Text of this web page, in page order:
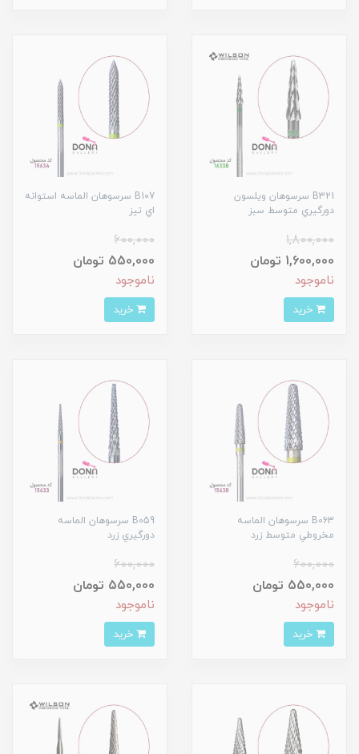
B321 سرسوهان ويلسون
دورگيري متوسط سبز
1,800,000
1,600,000 تومان
ناموجود
B107 سرسوهان الماسه استوانه
اي تيز
600,000
550,000 تومان
ناموجود
B063 سرسوهان الماسه
مخروطي متوسط زرد
600,000
550,000 تومان
ناموجود
B059 سرسوهان الماسه
دورگيري زرد
600,000
550,000 تومان
ناموجود